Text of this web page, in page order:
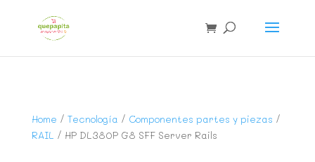
Home / Tecnología / Componentes partes y piezas /
RAIL / HP DL380P G8 SFF Server Rails